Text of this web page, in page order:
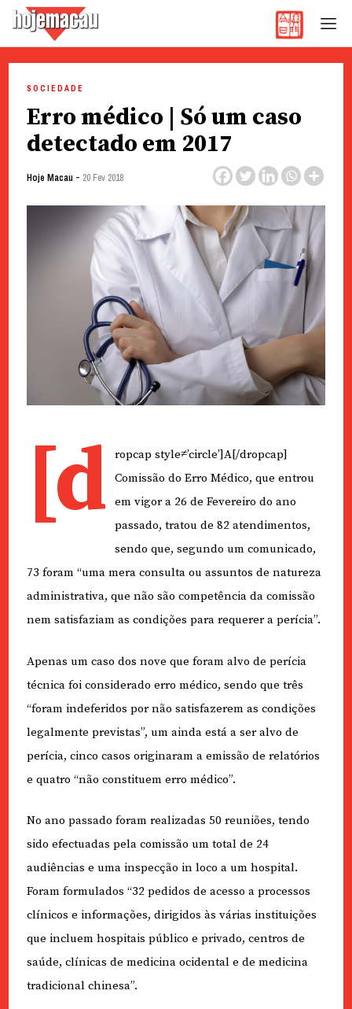
content
SOCIEDADE
Erro médico | Só um caso
detectado em 2017
Hoje Macau - 20 Fev 2018
[d
ropcap style≠’circle’]A[/dropcap]
Comissão do Erro Médico, que entrou
em vigor a 26 de Fevereiro do ano
passado, tratou de 82 atendimentos,
sendo que, segundo um comunicado,
73 foram “uma mera consulta ou assuntos de natureza
administrativa, que não são competência da comissão
nem satisfaziam as condições para requerer a perícia”.
Apenas um caso dos nove que foram alvo de perícia
técnica foi considerado erro médico, sendo que três
“foram indeferidos por não satisfazerem as condições
legalmente previstas”, um ainda está a ser alvo de
perícia, cinco casos originaram a emissão de relatórios
e quatro “não constituem erro médico”.
No ano passado foram realizadas 50 reuniões, tendo
sido efectuadas pela comissão um total de 24
audiências e uma inspecção in loco a um hospital.
Foram formulados “32 pedidos de acesso a processos
clínicos e informações, dirigidos às várias instituições
que incluem hospitais público e privado, centros de
saúde, clínicas de medicina ocidental e de medicina
tradicional chinesa”.